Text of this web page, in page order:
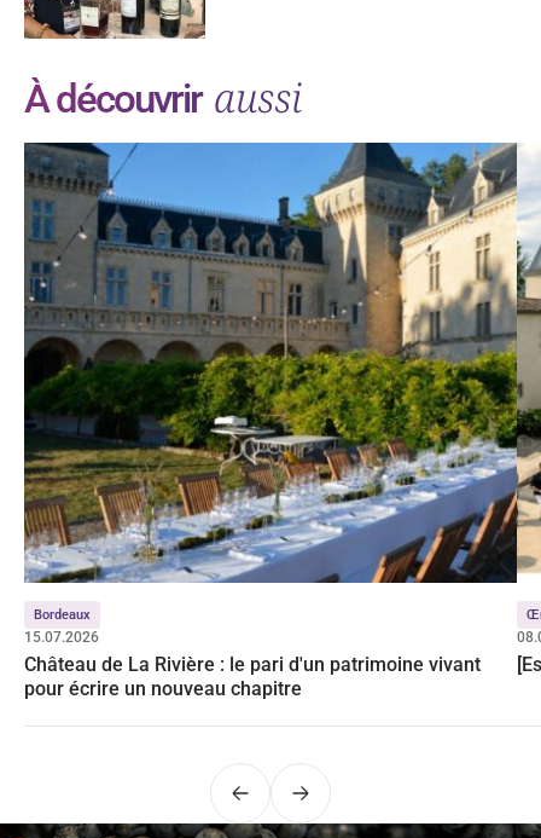
À découvrir aussi
Bordeaux
15.07.2026
Château de La Rivière : le pari d'un patrimoine vivant
pour écrire un nouveau chapitre
PrécédentSuivant